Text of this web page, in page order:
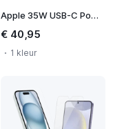
Apple 35W USB-C Power Adapter
€ 40,95
1 kleur